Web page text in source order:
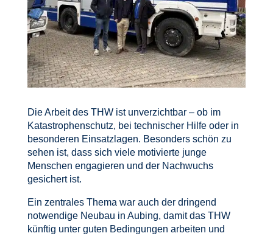
Die Arbeit des THW ist unverzichtbar – ob im
Katastrophenschutz, bei technischer Hilfe oder in
besonderen Einsatzlagen. Besonders schön zu
sehen ist, dass sich viele motivierte junge
Menschen engagieren und der Nachwuchs
gesichert ist.
Ein zentrales Thema war auch der dringend
notwendige Neubau in Aubing, damit das THW
künftig unter guten Bedingungen arbeiten und